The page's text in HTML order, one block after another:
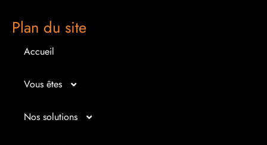
Plan du site
Accueil
Vous êtes
Micro entrepreneur
Nos solutions